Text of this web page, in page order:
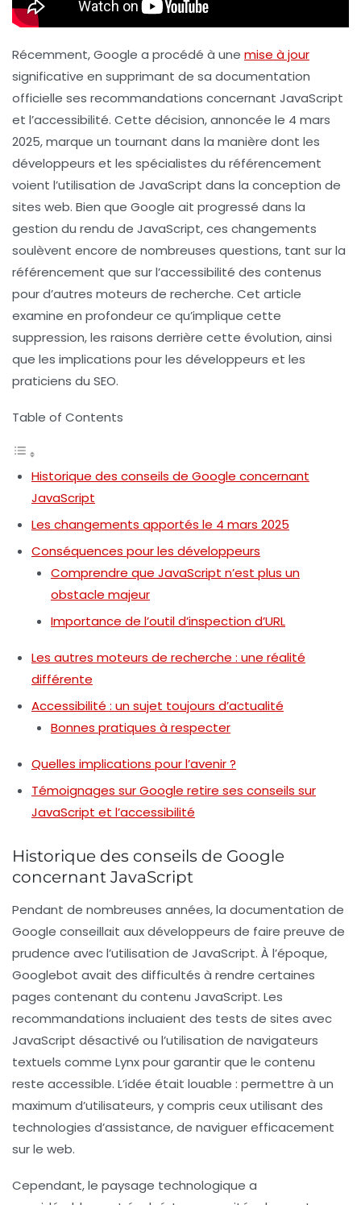
Récemment, Google a procédé à une mise à jour
significative en supprimant de sa documentation
officielle ses recommandations concernant JavaScript
et l’accessibilité. Cette décision, annoncée le 4 mars
2025, marque un tournant dans la manière dont les
développeurs et les spécialistes du référencement
voient l’utilisation de JavaScript dans la conception de
sites web. Bien que Google ait progressé dans la
gestion du rendu de JavaScript, ces changements
soulèvent encore de nombreuses questions, tant sur la
référencement que sur l’accessibilité des contenus
pour d’autres moteurs de recherche. Cet article
examine en profondeur ce qu’implique cette
suppression, les raisons derrière cette évolution, ainsi
que les implications pour les développeurs et les
praticiens du SEO.
Table of Contents
Historique des conseils de Google concernant
JavaScript
Les changements apportés le 4 mars 2025
Conséquences pour les développeurs
Comprendre que JavaScript n’est plus un
obstacle majeur
Importance de l’outil d’inspection d’URL
Les autres moteurs de recherche : une réalité
différente
Accessibilité : un sujet toujours d’actualité
Bonnes pratiques à respecter
Quelles implications pour l’avenir ?
Témoignages sur Google retire ses conseils sur
JavaScript et l’accessibilité
Historique des conseils de Google
concernant JavaScript
Pendant de nombreuses années, la documentation de
Google conseillait aux développeurs de faire preuve de
prudence avec l’utilisation de JavaScript. À l’époque,
Googlebot avait des difficultés à rendre certaines
pages contenant du contenu JavaScript. Les
recommandations incluaient des tests de sites avec
JavaScript désactivé ou l’utilisation de navigateurs
textuels comme Lynx pour garantir que le contenu
reste accessible. L’idée était louable : permettre à un
maximum d’utilisateurs, y compris ceux utilisant des
technologies d’assistance, de naviguer efficacement
sur le web.
Cependant, le paysage technologique a